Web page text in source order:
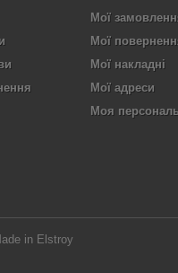
in Elstroy
Мої
Мої
Мої накладні
Мої адреси
Моя